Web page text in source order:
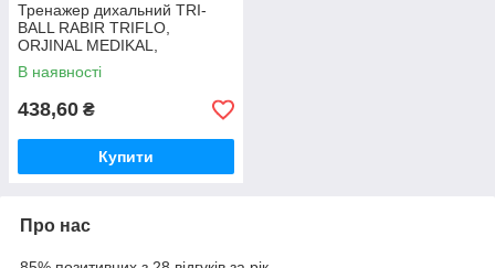
Тренажер дихальний TRI-
BALL RABIR TRIFLO,
ORJINAL MEDIKAL,
Туреччина
В наявності
438,60 ₴
Купити
Про нас